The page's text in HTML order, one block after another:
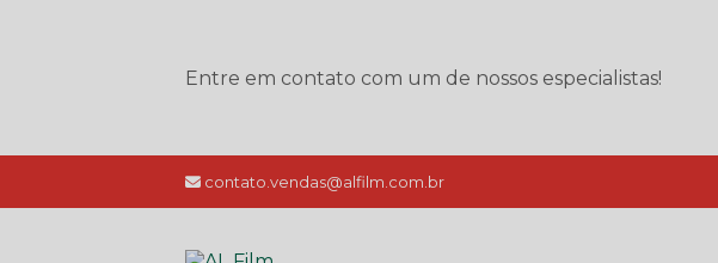
Entre em contato com um de nossos especialistas!
contato.vendas@alfilm.com.br